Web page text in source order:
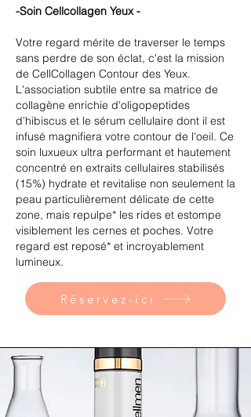
-Soin Cellcollagen Yeux -
Votre regard mérite de traverser le temps
sans perdre de son éclat, c'est la mission
de CellCollagen Contour des Yeux.
L'association subtile entre sa matrice de
collagène enrichie d'oligopeptides
d'hibiscus et le sérum cellulaire dont il est
infusé magnifiera votre contour de l'oeil. Ce
soin luxueux ultra performant et hautement
concentré en extraits cellulaires stabilisés
(15%) hydrate et revitalise non seulement la
peau particulièrement délicate de cette
zone, mais repulpe* les rides et estompe
visiblement les cernes et poches. Votre
regard est reposé* et incroyablement
lumineux.
Réservez-ici